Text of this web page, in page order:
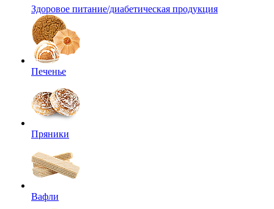
Здоровое питание/диабетическая продукция
Печенье
Пряники
Вафли